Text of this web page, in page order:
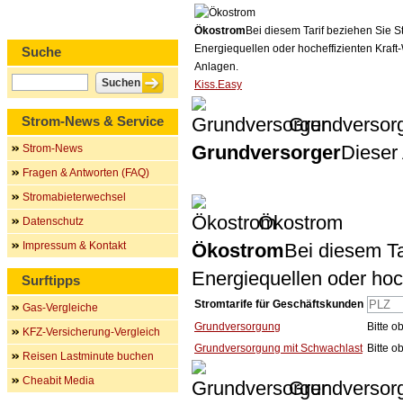
Ökostrom Bei diesem Tarif beziehen Sie
Energiequellen oder hocheffizienten
Anlagen.
Kiss.Easy
GrundversorgerDieser
Ökostrom
ÖkostromBei diesem
Energiequellen oder
Stromtarife für Geschäftskunden
Grundversorgung
Bitte
Grundversorgung mit Schwachlast Bitte
Suche
Strom-News & Service
Strom-News
Fragen & Antworten (FAQ)
Stromabieterwechsel
Datenschutz
Impressum & Kontakt
Surftipps
Gas-Vergleiche
KFZ-Versicherung-Vergleich
Reisen Lastminute buchen
Cheabit Media